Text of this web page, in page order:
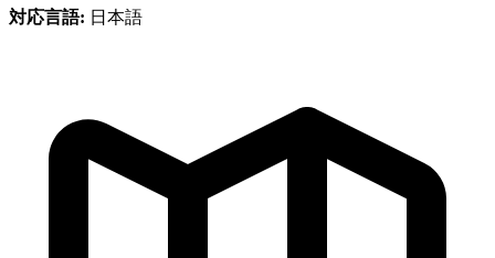
対応言語: 日本語